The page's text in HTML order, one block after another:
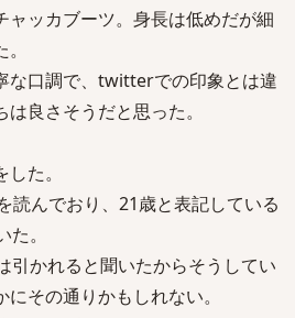
ャッカブーツ。身長は低めだが細
な口調で、twitterでの印象とは違
良さそうだと思った。
た。
んでおり、21歳と表記している
。
引かれると聞いたからそうしてい
その通りかもしれない。